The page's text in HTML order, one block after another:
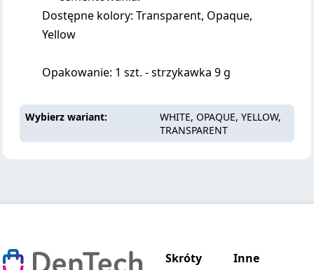
Dostępne kolory: Transparent, Opaque,
Yellow
Opakowanie: 1 szt. - strzykawka 9 g
Wybierz wariant
WHITE, OPAQUE, YELLOW,
TRANSPARENT
Skróty Inne